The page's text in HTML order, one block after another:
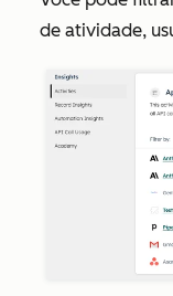
de atividade,